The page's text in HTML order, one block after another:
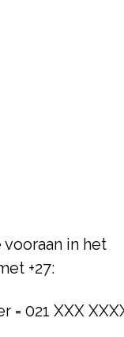
in het
+27:
= 021 XXX